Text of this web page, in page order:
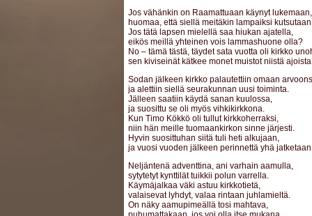
Jos vähänkin on Raamattuaan käynyt lukemaan,
huomaa, että siellä meitäkin lampaiksi
Jos tätä lapsen mielellä saa hiukan ajatella,
eikös meillä yhteinen vois lammashuone olla?
No – tämä tästä, täydet sata vuotta oli kirkko
sen kiviseinät kätkee monet muistot niistä
Sodan jälkeen kirkko palautettiin omaan
ja alettiin siellä seurakunnan uusi toiminta.
Jälleen saatiin käydä sanan kuulossa,
ja suosittu se oli myös vihkikirkkona.
Kun Timo Kökkö oli tullut kirkkoherraksi,
niin hän meille tuomaankirkon sinne järjesti.
Hyvin suosittuhan siitä tuli heti alkujaan,
ja vuosi vuoden jälkeen perinnettä yhä
Neljäntenä adventtina, ani varhain aamulla,
sytytetyt kynttilät tuikkii polun varrella.
Käymäjalkaa väki astuu kirkkotietä,
valaisevat lyhdyt, valaa rintaan juhlamieltä.
On näky aamupimeällä tosi mahtava,